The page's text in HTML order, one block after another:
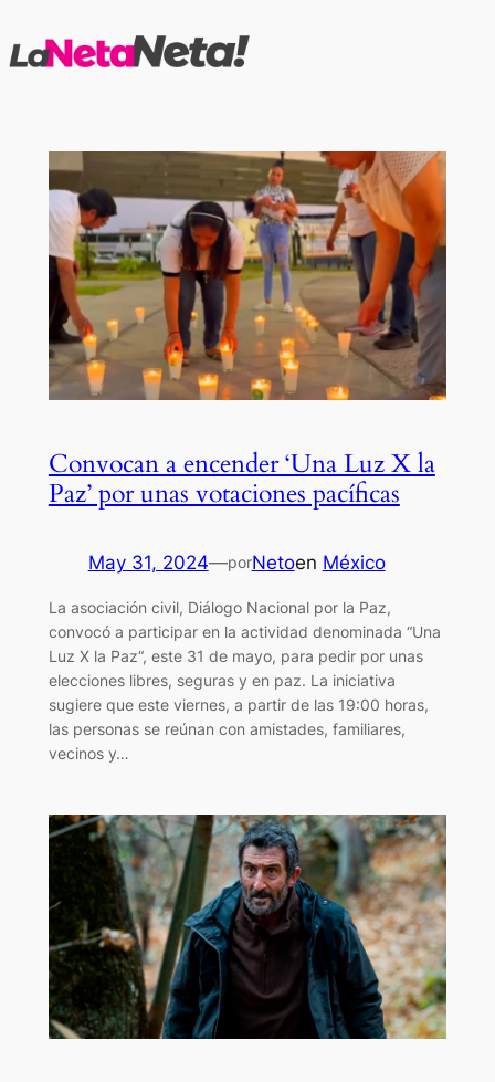
al
Convocan a encender ‘Una Luz X la
Paz’ por unas votaciones pacíficas
May 31, 2024—porNetoen México
La asociación civil, Diálogo Nacional por la Paz,
convocó a participar en la actividad denominada “Una
Luz X la Paz“, este 31 de mayo, para pedir por unas
elecciones libres, seguras y en paz. La iniciativa
sugiere que este viernes, a partir de las 19:00 horas,
las personas se reúnan con amistades, familiares,
vecinos y…